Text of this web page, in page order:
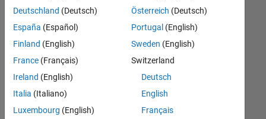
können
die
Suchkriterien
weiter
fassen
oder
alle
Stellenangebote
anzeigen .
Deutschland (Deutsch)
España (Español)
Finland (English)
France (Français)
Ireland (English)
Italia (Italiano)
Luxembourg (English)
Österreich (Deutsch)
Portugal (English)
Sweden (English)
Switzerland
Deutsch
English
Français